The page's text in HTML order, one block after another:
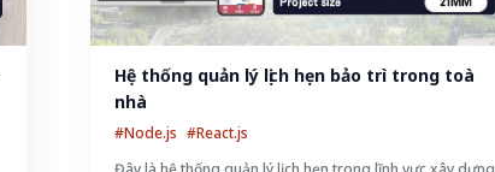
Hệ thống quản lý lịch hẹn bảo trì trong toà
nhà
#Node.js #React.js